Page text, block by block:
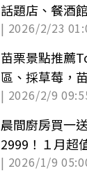
話題店、餐酒
像！
| 2026/2/23
苗栗景點推薦
區、採草莓，
| 2026/2/9
晨間廚房買一
2999！１月超
元餐券(中獎公
| 2026/1/9